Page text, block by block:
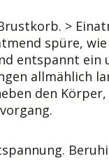
>
spüre,
entspannt ein
allmählich
den